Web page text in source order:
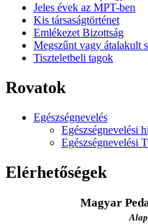
Jeles évek az MPT-ben
Kis társaságtörténet
Emlékezet Bizottság
Megszűnt vagy átalakult
Tiszteletbeli tagok
Rovatok
Egészségnevelés
Egészségnevelési
Egészségnevelési
Elérhetőségek
Magyar